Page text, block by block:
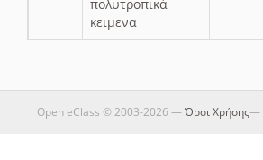
πολυτροπικά
κειμενα
Open eClass © 2003-2026 —Όροι Χρήσης—